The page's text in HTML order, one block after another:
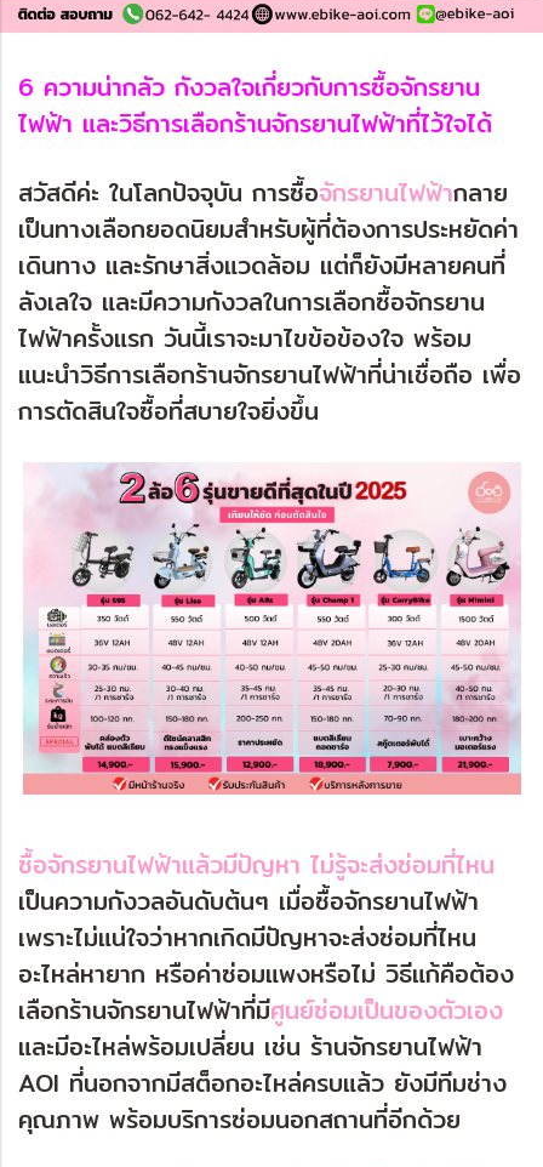
6 ความน่ากลัว กังวลใจเกี่ยวกับการซื้อจักรยาน
ไฟฟ้า และวิธีการเลือกร้านจักรยานไฟฟ้าที่ไว้ใจได้
สวัสดีค่ะ ในโลกปัจจุบัน การซื้อจักรยานไฟฟ้ากลาย
เป็นทางเลือกยอดนิยมสำหรับผู้ที่ต้องการประหยัดค่า
เดินทาง และรักษาสิ่งแวดล้อม แต่ก็ยังมีหลายคนที่
ลังเลใจ และมีความกังวลในการเลือกซื้อจักรยาน
ไฟฟ้าครั้งแรก วันนี้เราจะมาไขข้อข้องใจ พร้อม
แนะนำวิธีการเลือกร้านจักรยานไฟฟ้าที่น่าเชื่อถือ เพื่อ
การตัดสินใจซื้อที่สบายใจยิ่งขึ้น
ซื้อจักรยานไฟฟ้าแล้วมีปัญหา ไม่รู้จะส่งซ่อมที่ไหน
เป็นความกังวลอันดับต้นๆ เมื่อซื้อจักรยานไฟฟ้า
เพราะไม่แน่ใจว่าหากเกิดมีปัญหาจะส่งซ่อมที่ไหน
อะไหล่หายาก หรือค่าซ่อมแพงหรือไม่ วิธีแก้คือต้อง
เลือกร้านจักรยานไฟฟ้าที่มีศูนย์ซ่อมเป็นของตัวเอง
และมีอะไหล่พร้อมเปลี่ยน เช่น ร้านจักรยานไฟฟ้า
AOI ที่นอกจากมีสต็อกอะไหล่ครบแล้ว ยังมีทีมช่าง
คุณภาพ พร้อมบริการซ่อมนอกสถานที่อีกด้วย